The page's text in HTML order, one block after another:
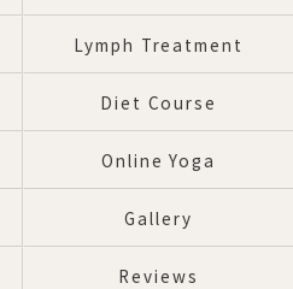
Lymph Treatment
Diet Course
Online Yoga
Gallery
Reviews